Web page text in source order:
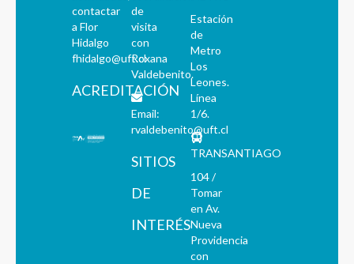
contactar
a Flor
Hidalgo
fhidalgo@uft.cl
ACREDITACIÓN
de
visita
con
Roxana
Valdebenito.
Email:
rvaldebenito@uft.cl
SITIOS
DE
INTERÉS
Estación
de
Metro
Los
Leones.
Línea
1/6.
TRANSANTIAGO
104 /
Tomar
en Av.
Nueva
Providencia
con